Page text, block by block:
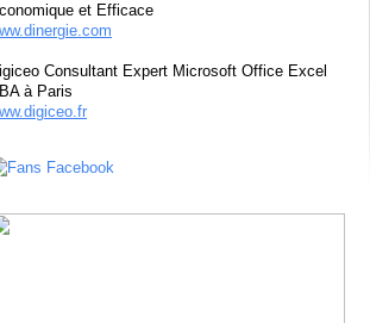
et Efficace
Consultant Expert Microsoft Office Excel
à Paris